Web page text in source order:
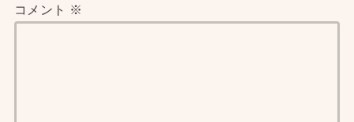
コメント ※